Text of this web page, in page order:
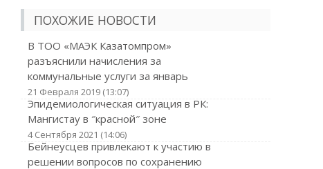
ПОХОЖИЕ НОВОСТИ
В ТОО «МАЭК Казатомпром»
разъяснили начисления за
коммунальные услуги за январь
21 Февраля 2019 (13:07)
Эпидемиологическая ситуация в РК:
Мангистау в ″красной″ зоне
4 Сентября 2021 (14:06)
Бейнеусцев привлекают к участию в
решении вопросов по сохранению